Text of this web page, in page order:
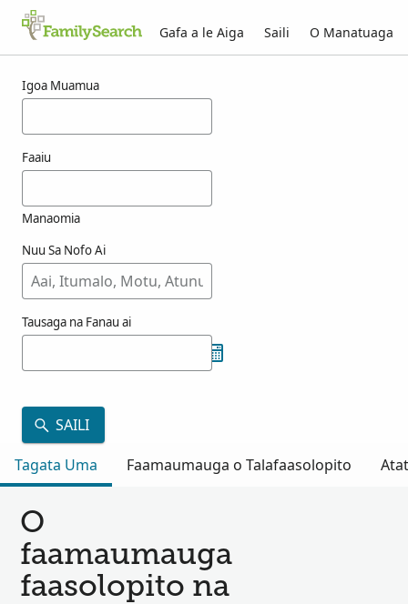
Gafa a le Aiga Saili O Manatuaga
Igoa Muamua
Faaiu
Manaomia
Nuu Sa Nofo Ai
Tausaga na Fanau ai
SAILI
Tagata Uma
Faamaumauga o Talafaasolopito
O
faamaumauga
faasolopito na